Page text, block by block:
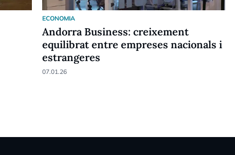
ECONOMIA
Andorra Business: creixement
equilibrat entre empreses nacionals i
estrangeres
07.01.26